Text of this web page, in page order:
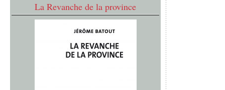
La Revanche de la province